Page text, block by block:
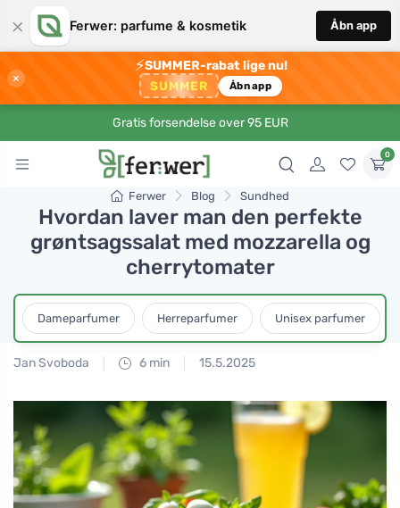
× Ferwer: parfume & kosmetik Åbn app
×
⚡SUMMER-rabat lige nu!
SUMMER Åbn app
Gratis forsendelse over 95 EUR
0
Ferwer Blog Sundhed
Hvordan laver man den perfekte
grøntsagssalat med mozzarella og
cherrytomater
Dameparfumer Herreparfumer Unisex parfumer
Jan Svoboda 6 min 15.5.2025